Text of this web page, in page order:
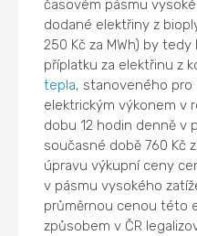
časovém pásmu
dodané elektřiny z
250 Kč za MWh) by
příplatku za elektřinu z
tepla, stanoveného pro
elektrickým výkonem v
dobu 12 hodin denně v
současné době 760 Kč
úpravu výkupní ceny
v pásmu vysokého
průměrnou cenou této
způsobem v ČR